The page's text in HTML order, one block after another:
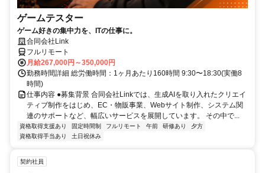
ゲームテスター
ゲーム好きの集中力を、ITの仕事に。
合同会社Link
フルリモート
月給267,000円～350,000円
勤務時間詳細 総労働時間：1ヶ月あたり160時間 9:30〜18:30(実働8
時間)
仕事内容 ●募集背景 合同会社Linkでは、生成AIを取り入れたクリエイ
ティブ制作をはじめ、EC・物販事業、Webサイト制作、システム関
連のサポートなど、幅広いサービスを展開しています。 その中で...
資格取得支援あり 固定時間制 フルリモート 午前 研修あり
夕方
資格取得手当あり
土日祝休み
契約社員